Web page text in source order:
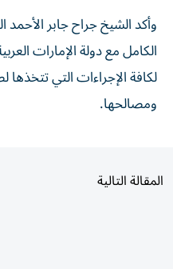
وأكد الشيخ جراح جابر
الكامل مع دولة الإمارات
لكافة الإجراءات التي
ومصالحها.
المقالة التالية